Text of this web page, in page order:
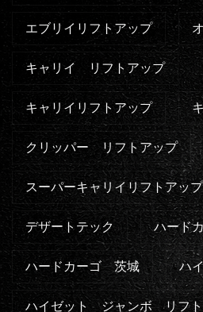
エブリイリフトアップ
キャリイ リフトアップ
キャリイリフトアップ
クリッパー リフトアップ
スーパーキャリイリフトアップ
デザートテック ハード
ハードカーゴ 茨城 ハ
ハイゼット ジャンボ リフト